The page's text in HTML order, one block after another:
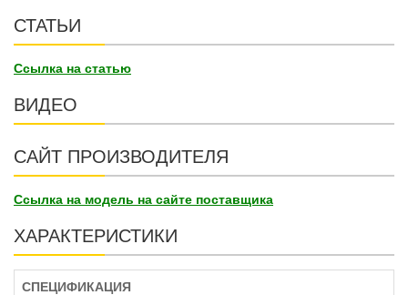
СТАТЬИ
Ссылка на статью
ВИДЕО
САЙТ ПРОИЗВОДИТЕЛЯ
Ссылка на модель на сайте поставщика
ХАРАКТЕРИСТИКИ
СПЕЦИФИКАЦИЯ